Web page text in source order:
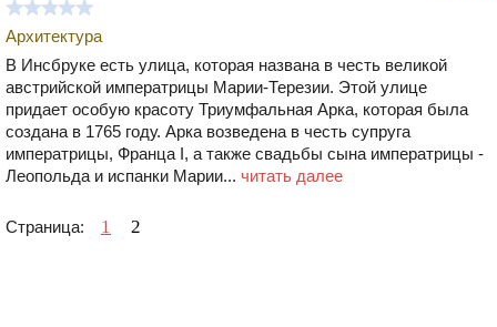
Архитектура
В Инсбруке есть улица, которая названа в честь великой
австрийской императрицы Марии-Терезии. Этой улице
придает особую красоту Триумфальная Арка, которая была
создана в 1765 году. Арка возведена в честь супруга
императрицы, Франца I, а также свадьбы сына императрицы -
Леопольда и испанки Марии... читать далее
Страница: 1 2